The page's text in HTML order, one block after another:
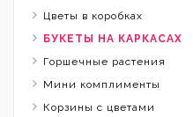
Цветы в коробках
БУКЕТЫ НА КАРКАСАХ
Горшечные растения
Мини комплименты
Корзины с цветами